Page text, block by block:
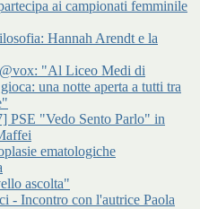
ai campionati femminile
Hannah Arendt e la
"Al Liceo Medi di
una notte aperta a tutti tra
PSE "Vedo Sento Parlo" in
ematologiche
ascolta"
- Incontro con l'autrice Paola